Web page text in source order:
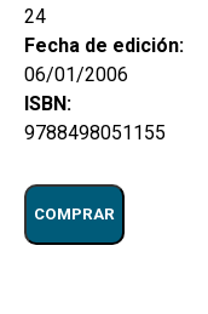
24
Fecha de edición:
06/01/2006
ISBN:
9788498051155
COMPRAR